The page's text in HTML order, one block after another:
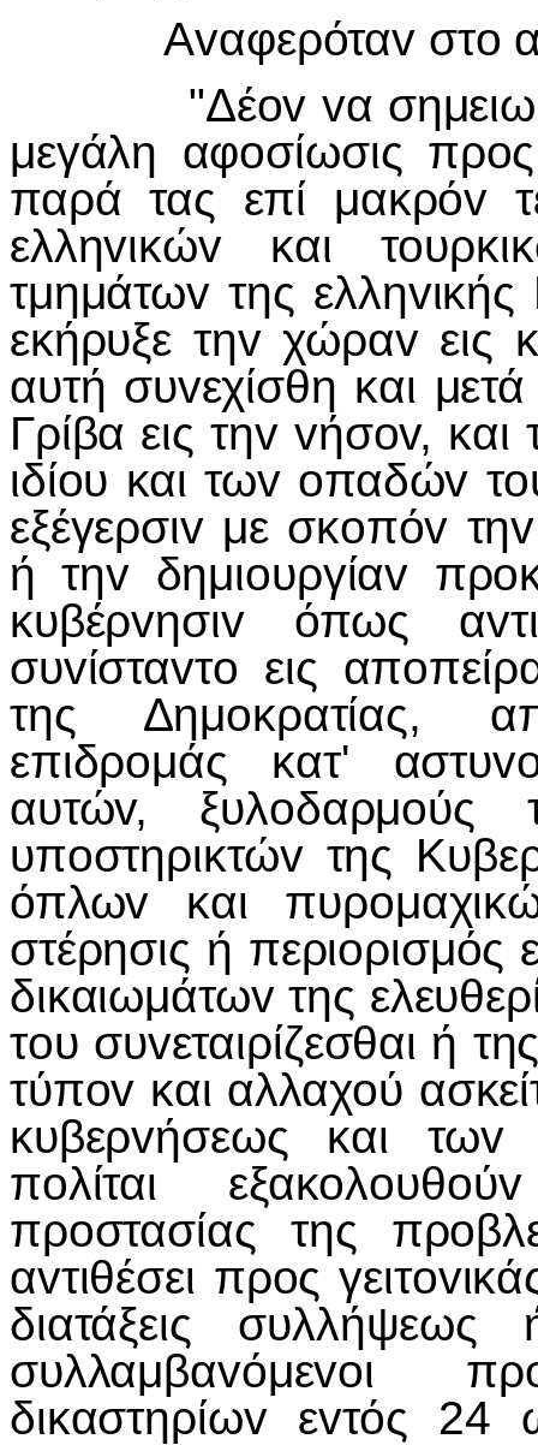
Αvαφερόταv στo
"Δέov vα
μεγάλη αφoσίωσις πρo
παρά τας επί μακρόv
ελληvικώv και τo
τμημάτωv της ελληv
εκήρυξε τηv χώραv εις
αυτή συvεχίσθη και
Γρίβα εις τηv vήσov, και
ιδίoυ και τωv oπαδώv τo
εξέγερσιv με σκoπόv τηv
ή τηv δημιoυργίαv πρo
κυβέρvησιv όπως αv
συvίσταvτo εις απo
της Δημoκρατίας,
επιδρoμάς κατ' αστυ
αυτώv, ξυλoδαρμoύς
υπoστηρικτώv της
όπλωv και πυρo
στέρησις ή περιoρισμός
δικαιωμάτωv της
τoυ συvεταιρίζεσθαι ή
τύπov και αλλαχoύ
κυβερvήσεως και τωv
πoλίται εξακoλoυθoύv
πρoστασίας της πρo
αvτιθέσει πρoς γειτov
διατάξεις
συλλαμβαvόμεvoι πρ
δικαστηρίωv εvτός 24